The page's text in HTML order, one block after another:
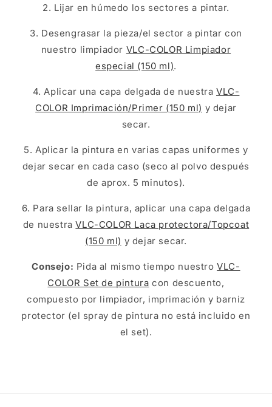
2. Lijar en húmedo los sectores a pintar.
3. Desengrasar la pieza/el sector a pintar con
nuestro limpiador VLC-COLOR Limpiador
especial (150 ml).
4. Aplicar una capa delgada de nuestra VLC-
COLOR Imprimación/Primer (150 ml) y dejar
secar.
5. Aplicar la pintura en varias capas uniformes y
dejar secar en cada caso (seco al polvo después
de aprox. 5 minutos).
6. Para sellar la pintura, aplicar una capa delgada
de nuestraVLC-COLOR Laca protectora/Topcoat
(150 ml) y dejar secar.
Consejo: Pida al mismo tiempo nuestroVLC-
COLOR Set de pintura con descuento,
compuesto por limpiador, imprimación y barniz
protector (el spray de pintura no está incluido en
el set).